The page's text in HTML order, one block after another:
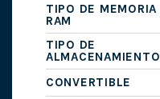
TIPO DE MEMORIA
RAM
TIPO DE
ALMACENAMIENTO
CONVERTIBLE